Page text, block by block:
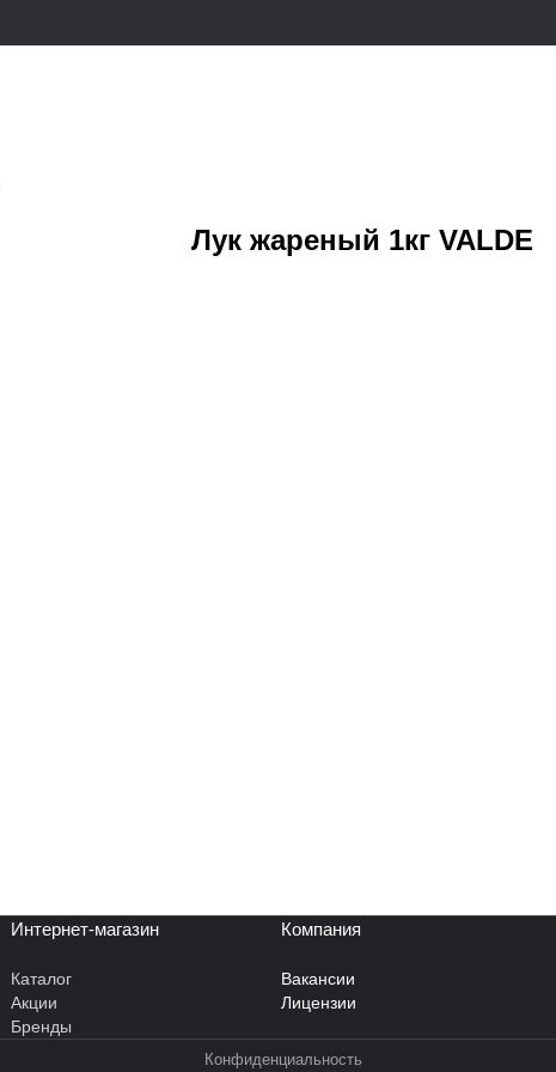
Лук жареный 1кг VALDE
Интернет-магазин
Каталог
Акции
Бренды
Компания
Вакансии
Лицензии
Конфиденциальность